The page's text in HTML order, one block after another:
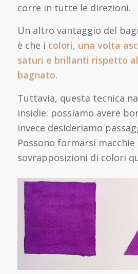
corre in tutte le direzioni.
Un altro vantaggio del
è che i colori, una volta
saturi e brillanti rispetto
bagnato.
Tuttavia, questa tecnica
insidie: possiamo avere
invece desideriamo
Possono formarsi
sovrapposizioni di colori